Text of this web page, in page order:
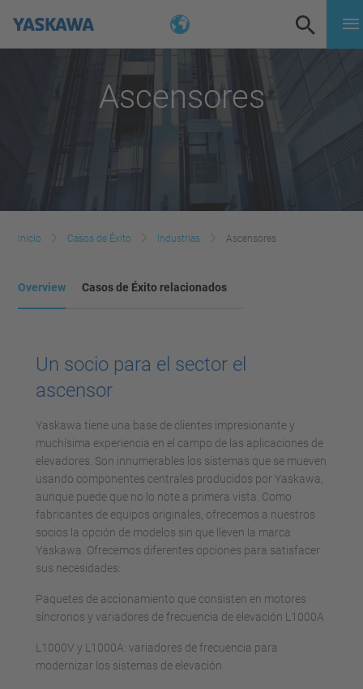
Ascensores
Inicio Casos de Éxito Industrias Ascensores
Overview Casos de Éxito relacionados
Un socio para el sector el
ascensor
Yaskawa tiene una base de clientes impresionante y
muchísima experiencia en el campo de las aplicaciones de
elevadores. Son innumerables los sistemas que se mueven
usando componentes centrales producidos por Yaskawa,
aunque puede que no lo note a primera vista. Como
fabricantes de equipos originales, ofrecemos a nuestros
socios la opción de modelos sin que lleven la marca
Yaskawa. Ofrecemos diferentes opciones para satisfacer
sus necesidades:
Paquetes de accionamiento que consisten en motores
síncronos y variadores de frecuencia de elevación L1000A
L1000V y L1000A: variadores de frecuencia para
modernizar los sistemas de elevación